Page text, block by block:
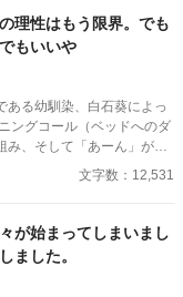
理性はもう限界。でも
もいいや
ある幼馴染、白石葵によっ
み、そして「あーん」が義
ブラブっぷりだが、悠太
している。 「ゆーた
子生徒のプレッシャーが
」**はついに限界を迎え
くす――最初からクライマ
文字数：12,531
が始まってしまいまし
ました。